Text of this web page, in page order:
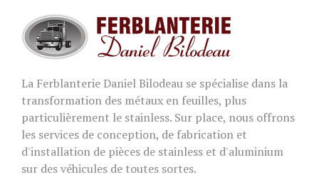
La Ferblanterie Daniel Bilodeau se spécialise dans la
transformation des métaux en feuilles, plus
particulièrement le stainless. Sur place, nous offrons
les services de conception, de fabrication et
d'installation de pièces de stainless et d'aluminium
sur des véhicules de toutes sortes.